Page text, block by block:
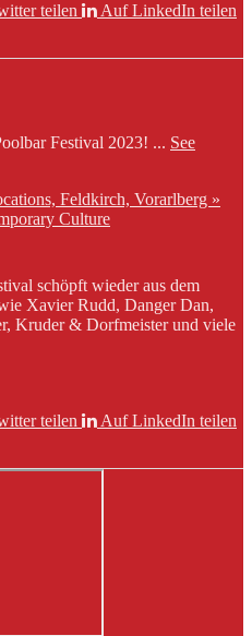
teilen
Auf LinkedIn teilen
Festival 2023! ... See
Feldkirch, Vorarlberg »
Culture
schöpft wieder aus dem
Xavier Rudd, Danger Dan,
Kruder & Dorfmeister und viele
teilen
Auf LinkedIn teilen